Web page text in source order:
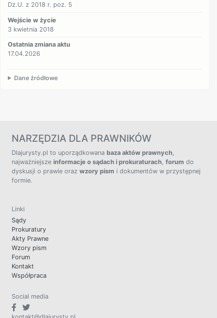
Dz.U. z 2018 r. poz. 5
Wejście w życie
3 kwietnia 2018
Ostatnia zmiana aktu
17.04.2026
Dane źródłowe
NARZĘDZIA DLA PRAWNIKÓW
Dlajurysty.pl to uporządkowana baza aktów prawnych,
najważniejsze informacje o sądach i prokuraturach, forum do
dyskusji o prawie oraz wzory pism i dokumentów w przystępnej
formie.
Linki
Sądy
Prokuratury
Akty Prawne
Wzory pism
Forum
Kontakt
Współpraca
Social media